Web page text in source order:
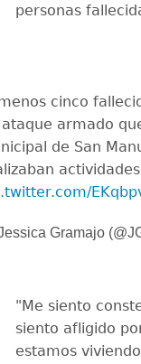
personas
cinco
armado
de San
Gramajo
"Me siento
siento afligido
estamos